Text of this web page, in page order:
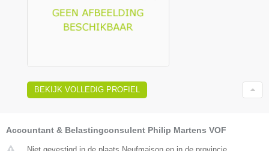
BEKIJK VOLLEDIG PROFIEL
Accountant & Belastingconsulent Philip Martens VOF